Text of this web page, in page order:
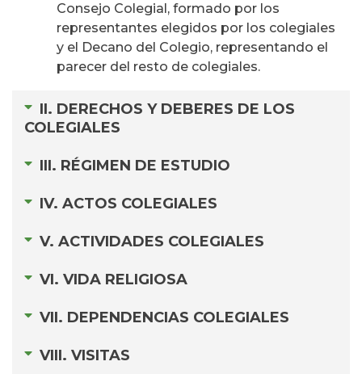
Consejo Colegial, formado por los
representantes elegidos por los colegiales
y el Decano del Colegio, representando el
parecer del resto de colegiales.
II. DERECHOS Y DEBERES DE LOS
COLEGIALES
III. RÉGIMEN DE ESTUDIO
IV. ACTOS COLEGIALES
V. ACTIVIDADES COLEGIALES
VI. VIDA RELIGIOSA
VII. DEPENDENCIAS COLEGIALES
VIII. VISITAS